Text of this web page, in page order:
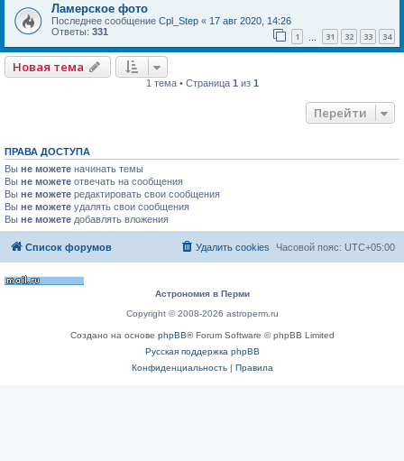
Ламерское фото
Последнее сообщение Cpl_Step « 17 авг 2020, 14:26
Ответы: 331 1 31 32 33 34
Новая тема
1 тема • Страница 1 из 1
Перейти
ПРАВА ДОСТУПА
Вы не можете начинать темы
Вы не можете отвечать на сообщения
Вы не можете редактировать свои сообщения
Вы не можете удалять свои сообщения
Вы не можете добавлять вложения
Список форумов Часовой пояс: UTC+05:00
Удалить cookies
Астрономия в Перми
Copyright © 2008-2026 astroperm.ru
Создано на основе phpBB® Forum Software © phpBB Limited
Русская поддержка phpBB
Конфиденциальность| Правила